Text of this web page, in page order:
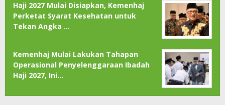
Haji 2027 Mulai Disiapkan, Kemenhaj
Perketat Syarat Kesehatan untuk
Tekan Angka …
Kemenhaj Mulai Lakukan Tahapan
Operasional Penyelenggaraan Ibadah
Haji 2027, Ini…